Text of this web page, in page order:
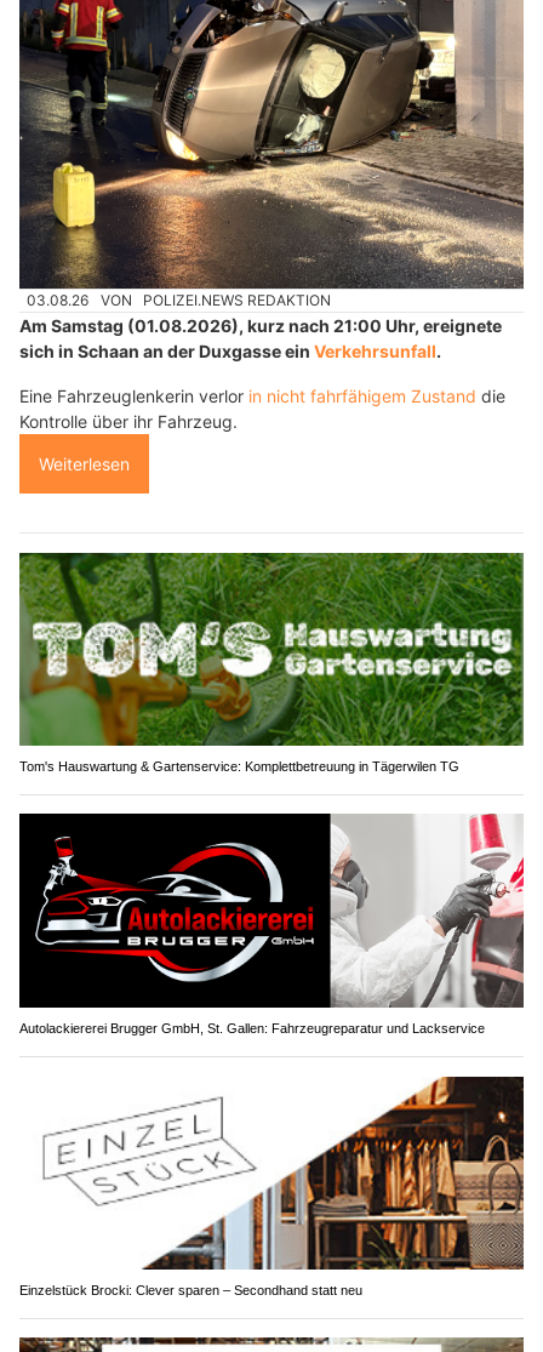
03.08.26 VON POLIZEI.NEWS REDAKTION
Am Samstag (01.08.2026), kurz nach 21:00 Uhr, ereignete
sich in Schaan an der Duxgasse ein Verkehrsunfall.
Eine Fahrzeuglenkerin verlor in nicht fahrfähigem Zustand die
Kontrolle über ihr Fahrzeug.
Weiterlesen
Tom's Hauswartung & Gartenservice: Komplettbetreuung in Tägerwilen TG
Autolackiererei Brugger GmbH, St. Gallen: Fahrzeugreparatur und Lackservice
Einzelstück Brocki: Clever sparen – Secondhand statt neu